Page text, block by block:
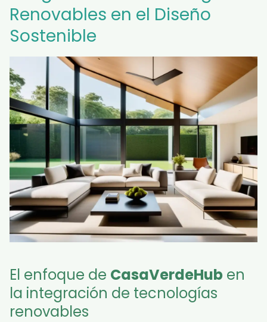
Renovables en el Diseño
Sostenible
El enfoque de CasaVerdeHub en
la integración de tecnologías
renovables